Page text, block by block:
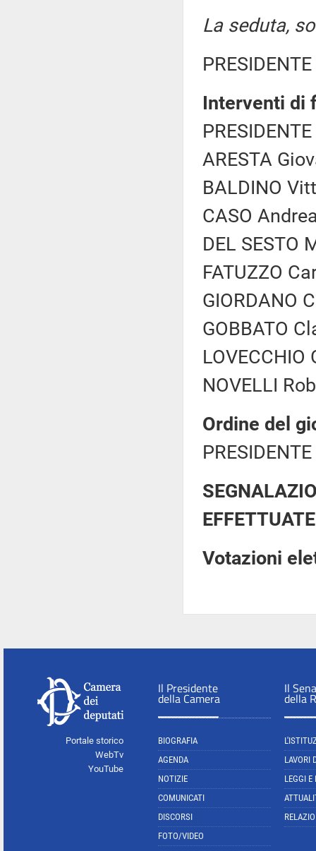
La seduta,
Interventi di
ARESTA
BALDINO
CASO
DEL SESTO
FATUZZO
GIORDANO
GOBBATO
NOVELLI
Ordine del
Votazioni
Portale storico
WebTv
YouTube
Il Presidente
della Camera
BIOGRAFIA
AGENDA
NOTIZIE
COMUNICATI
DISCORSI
FOTO/VIDEO
Il
della
LAVORI
LEGGI E